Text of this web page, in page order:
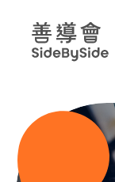
跳到